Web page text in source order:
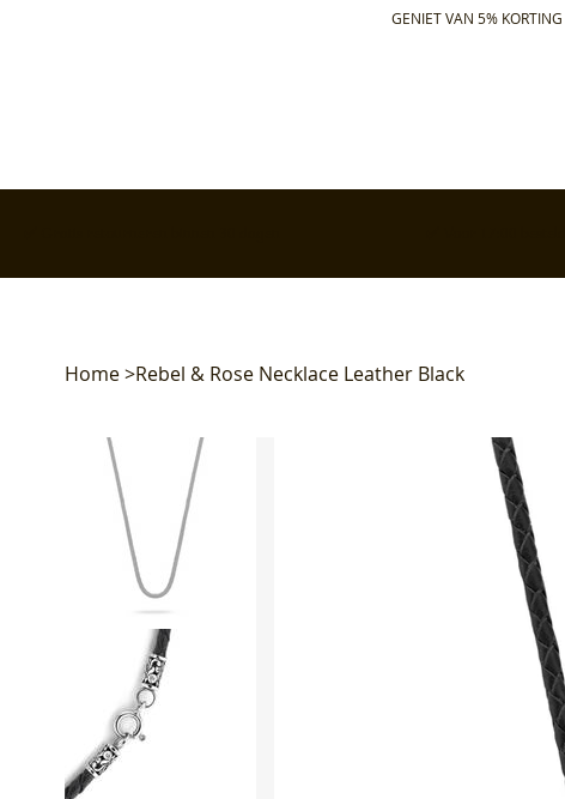
GENIET VAN 5%
Home>Rebel & Rose Necklace Leather Black